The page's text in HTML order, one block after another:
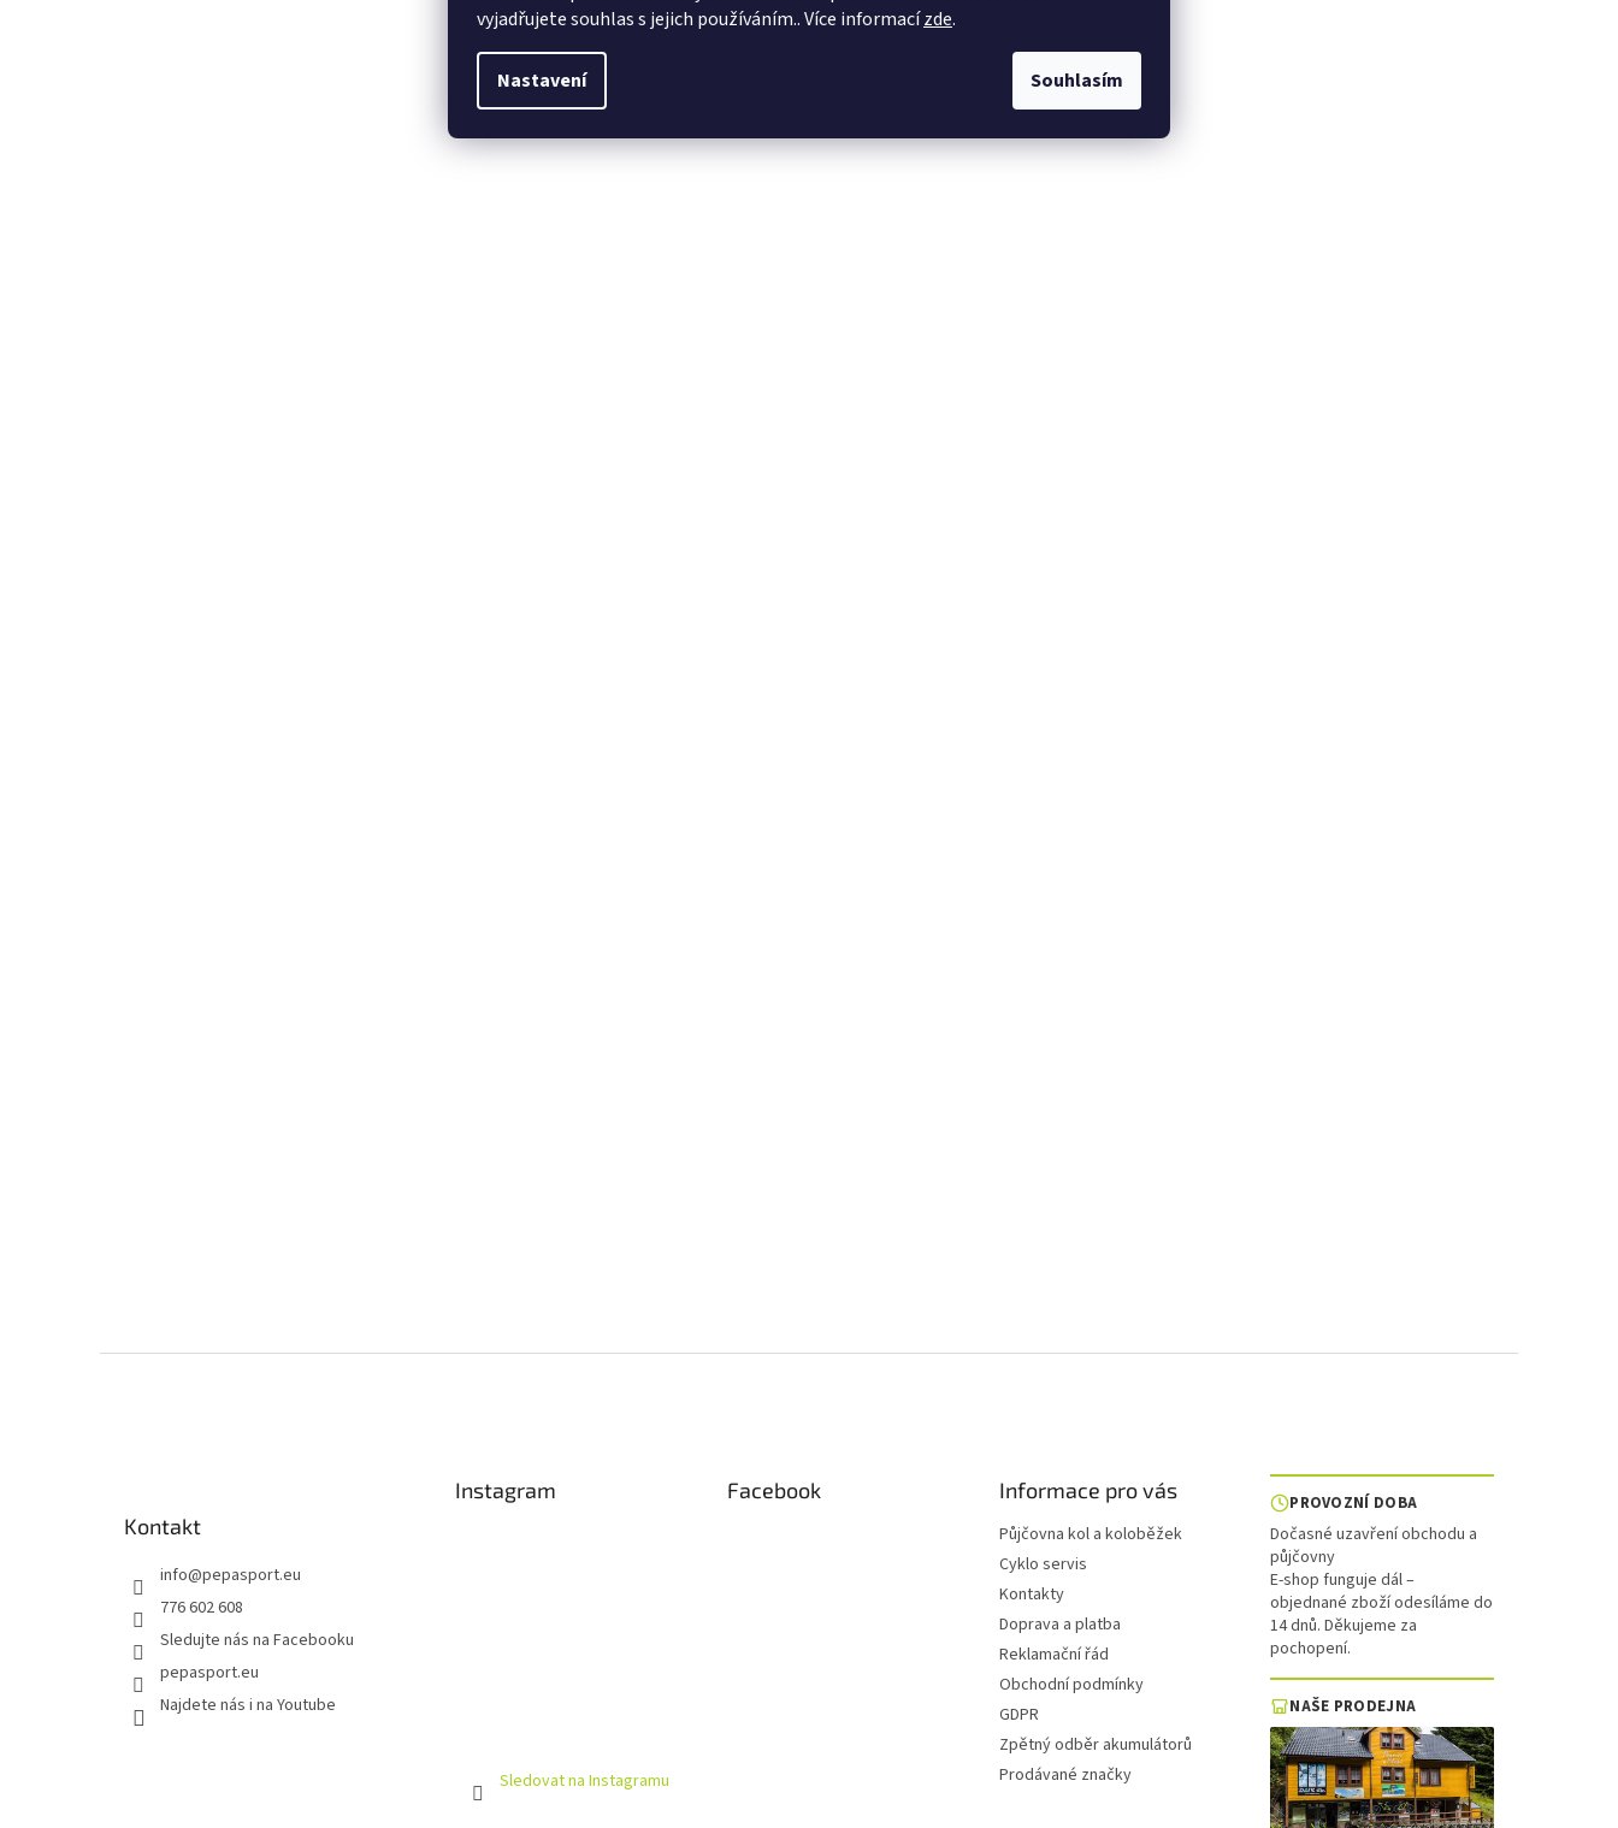
vyjadřujete souhlas s jejich používáním.. Více informacízde.
Nastavení Souhlasím
Kontakt
info@pepasport.eu
776 602 608
Sledujte nás na Facebooku
pepasport.eu
Najdete nás i na Youtube
Instagram
Sledovat na Instagramu
Facebook Informace pro vás
Půjčovna kol a koloběžek
Cyklo servis
Kontakty
Doprava a platba
Reklamační řád
Obchodní podmínky
GDPR
Zpětný odběr akumulátorů
Prodávané značky
PROVOZNÍ DOBA
Dočasné uzavření obchodu a
půjčovny
E-shop funguje dál –
objednané zboží odesíláme do
14 dnů. Děkujeme za
pochopení.
NAŠE PRODEJNA